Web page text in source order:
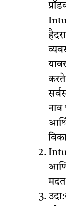
नाव
आणि
मदत